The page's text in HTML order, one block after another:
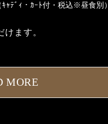
ｷｬﾃﾞｨ・ｶｰﾄ付・税込※昼食別）
ます。
MORE